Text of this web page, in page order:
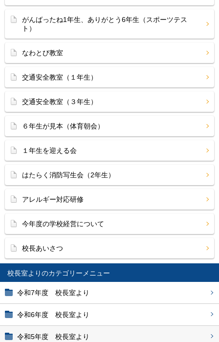
校長室より
令和7年度 校長室より
令和6年度 校長室より
令和5年度 校長室より
がんばったね1年生、ありがとう6年生（スポーツテス
ト）
なわとび教室
交通安全教室（１年生）
交通安全教室（３年生）
６年生が見本（体育朝会）
１年生を迎える会
はたらく消防写生会（2年生）
アレルギー対応研修
今年度の学校経営について
校長あいさつ